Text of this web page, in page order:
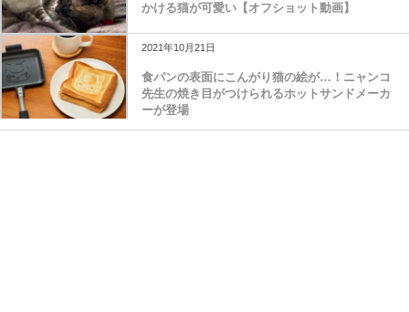
かける猫が可愛い【オフショット動画】
2021年10月21日
食パンの表面にこんがり猫の絵が…！ニャンコ
先生の焼き目がつけられるホットサンドメーカ
ーが登場